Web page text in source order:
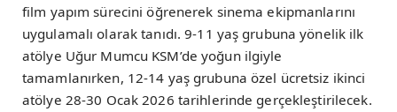
film yapım sürecini öğrenerek sinema ekipmanlarını
uygulamalı olarak tanıdı. 9-11 yaş grubuna yönelik ilk
atölye Uğur Mumcu KSM’de yoğun ilgiyle
tamamlanırken, 12-14 yaş grubuna özel ücretsiz ikinci
atölye 28-30 Ocak 2026 tarihlerinde gerçekleştirilecek.